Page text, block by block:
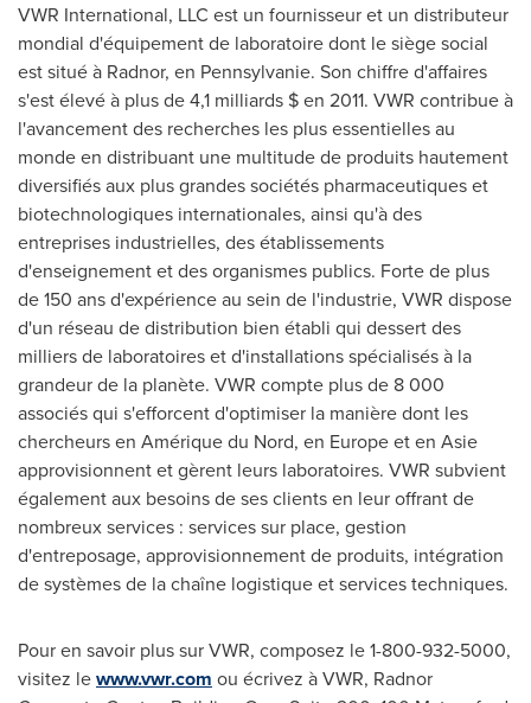
VWR International, LLC est un fournisseur et un distributeur
mondial d'équipement de laboratoire dont le siège social
est situé à Radnor, en Pennsylvanie. Son chiffre d'affaires
s'est élevé à plus de 4,1 milliards $ en 2011. VWR contribue à
l'avancement des recherches les plus essentielles au
monde en distribuant une multitude de produits hautement
diversifiés aux plus grandes sociétés pharmaceutiques et
biotechnologiques internationales, ainsi qu'à des
entreprises industrielles, des établissements
d'enseignement et des organismes publics. Forte de plus
de 150 ans d'expérience au sein de l'industrie, VWR dispose
d'un réseau de distribution bien établi qui dessert des
milliers de laboratoires et d'installations spécialisés à la
grandeur de la planète. VWR compte plus de 8 000
associés qui s'efforcent d'optimiser la manière dont les
chercheurs en Amérique du Nord, en Europeet en Asie
approvisionnent et gèrent leurs laboratoires. VWR subvient
également aux besoins de ses clients en leur offrant de
nombreux services : services sur place, gestion
d'entreposage, approvisionnement de produits, intégration
de systèmes de la chaîne logistique et services techniques.
Pour en savoir plus sur VWR, composez le 1-800-932-5000,
visitez lewww.vwr.com ou écrivez à VWR, Radnor